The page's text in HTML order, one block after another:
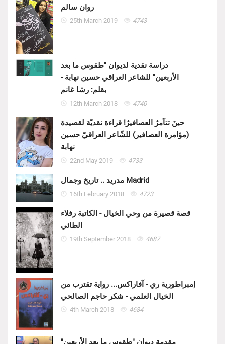
روان سالم
25th March 2019 4743
دراسة نقدية لديوان "طقوس ما بعد
الأربعين" للشاعر العراقي حسين نهابة -
بقلم: رشا غانم
12th March 2018 4740
حينَ تتآمرُ العصافيرُ! قراءة نقديّة لقصيدة
(مؤامرة العصافير) للشّاعر العراقيّ حسين
نهابة
22nd May 2019 4733
مدريد .. تاريخ وجمال Madrid
16th February 2018 4723
قصة قصيرة من وحي الخيال - الكاتبة رفلاء
الطائي
19th September 2018 4687
إمبراطورية ري - آفاراكس... رواية تقترب من
الخيال العلمي - شكر حاجم الصالحي
4th March 2018 4684
مقدمة ديوان "طقوس ما بعد الأربعين"